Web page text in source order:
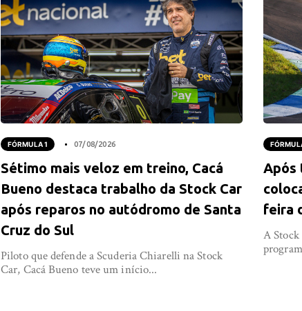
FÓRMULA 1 07/08/2026
Sétimo mais veloz em treino, Cacá
Bueno destaca trabalho da Stock Car
após reparos no autódromo de Santa
Cruz do Sul
Piloto que defende a Scuderia Chiarelli na Stock
Car, Cacá Bueno teve um início...
Após
feira
A